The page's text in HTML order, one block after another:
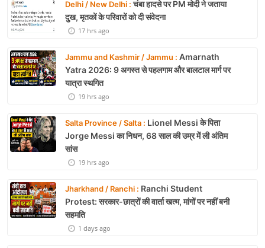
Delhi / New Delhi :चंबा हादसे पर PM मोदी ने जताया
दुख, मृतकों के परिवारों को दी संवेदना
17 hrs ago
Jammu and Kashmir / Jammu : Amarnath
Yatra 2026: 9 अगस्त से पहलगाम और बालटाल मार्ग पर
यात्रा स्थगित
19 hrs ago
Salta Province / Salta : Lionel Messi के पिता
Jorge Messi का निधन, 68 साल की उम्र में ली अंतिम
सांस
19 hrs ago
Jharkhand / Ranchi : Ranchi Student
Protest: सरकार-छात्रों की वार्ता खत्म, मांगों पर नहीं बनी
सहमति
1 days ago